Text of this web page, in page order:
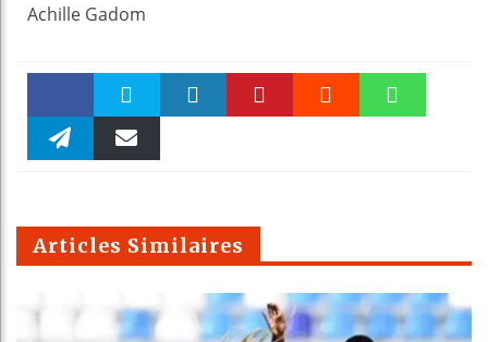
Achille Gadom
Faceboo Twitter
m
Articles Similaires